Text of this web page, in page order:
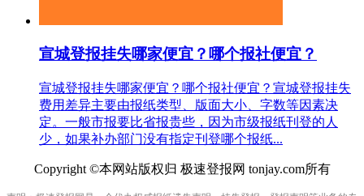
宣城登报挂失哪家便宜？哪个报社便宜？
宣城登报挂失哪家便宜？哪个报社便宜？宣城登报挂失
费用差异主要由报纸类型、版面大小、字数等因素决
定。一般市报要比省报贵些，因为市级报纸刊登的人
少，如果补办部门没有指定刊登哪个报纸...
Copyright ©本网站版权归 极速登报网 tonjay.com所有